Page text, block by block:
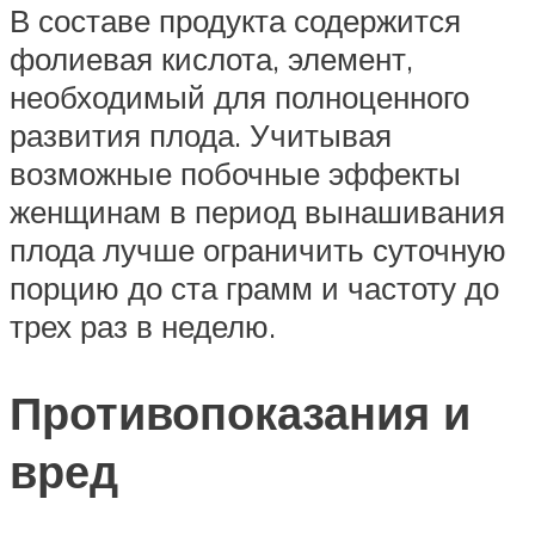
В составе продукта содержится
фолиевая кислота, элемент,
необходимый для полноценного
развития плода. Учитывая
возможные побочные эффекты
женщинам в период вынашивания
плода лучше ограничить суточную
порцию до ста грамм и частоту до
трех раз в неделю.
Противопоказания и
вред